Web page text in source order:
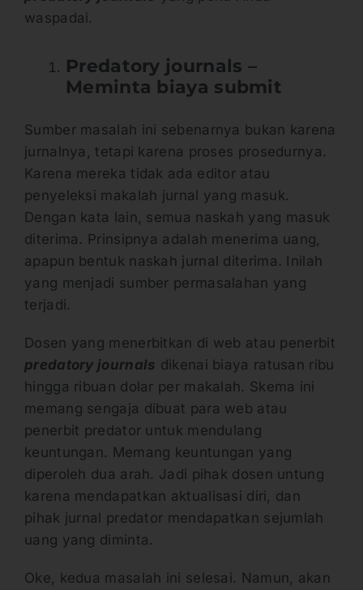
waspadai.
Predatory journals –
Meminta biaya submit
Sumber masalah ini sebenarnya bukan karena
jurnalnya, tetapi karena proses prosedurnya.
Karena mereka tidak ada editor atau
penyeleksi makalah jurnal yang masuk.
Dengan kata lain, semua naskah yang masuk
diterima. Prinsipnya adalah menerima uang,
apapun bentuk naskah jurnal diterima. Inilah
yang menjadi sumber permasalahan yang
terjadi.
Dosen yang menerbitkan di web atau penerbit
predatory journals dikenai biaya ratusan ribu
hingga ribuan dolar per makalah. Skema ini
memang sengaja dibuat para web atau
penerbit predator untuk mendulang
keuntungan. Memang keuntungan yang
diperoleh dua arah. Jadi pihak dosen untung
karena mendapatkan aktualisasi diri, dan
pihak jurnal predator mendapatkan sejumlah
uang yang diminta.
Oke, kedua masalah ini selesai. Namun, akan